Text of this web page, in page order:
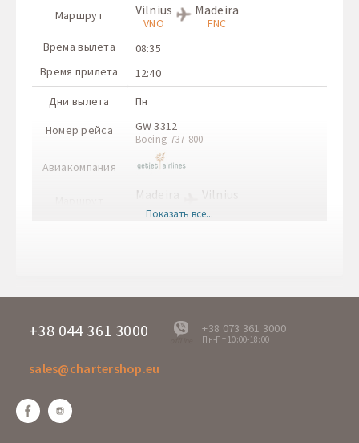
Маршрут
Врема вылета
Время прилета
Vilnius
VNO
Madeira
FNC
08:35
12:40
Дни вылета
Номер рейса
Авиакомпания
Пн
GW 3312
Boeing 737-800
Madeira
FNC
Vilnius
Показать все...
+38 044 361 3000
offline
+38 073 361 3000
Пн-Пт 10:00-18:00
sales@chartershop.eu